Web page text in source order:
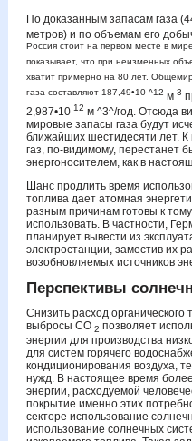
По доказанным запасам газа
метров) и по объемам его
Россия стоит на первом месте в
показывает, что при неизменных
хватит примерно на 80 лет.
газа составляют 187,49•10 ^12 м 3
2,987•10 12 м ^3^/год. Отсюда
мировые запасы газа будут
ближайших шестидесяти лет. К
газ, по-видимому, перестанет
энергоносителем, как в
Шанс продлить время
топлива дает атомная
разным причинам готовы к
использовать. В частности,
планирует вывести из
электростанции, заместив их
возобновляемых источников
Перспективы
Снизить расход
выбросы СО 2 позволяет
энергии для производства
для систем горячего
кондиционирования воздуха,
нужд. В настоящее время
энергии, расходуемой
покрытие именно этих
секторе использование
использование солнечных